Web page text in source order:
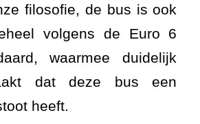
filosofie, de bus is ook
volgens de Euro 6
waarmee duidelijk
dat deze bus een
heeft.